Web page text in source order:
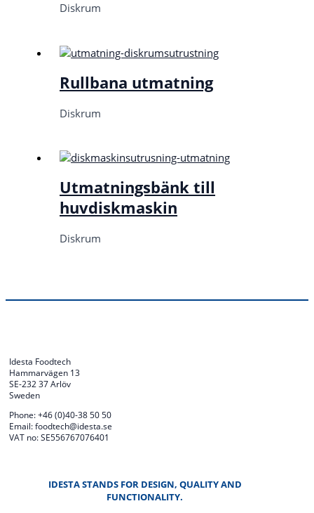
Diskrum
Rullbana utmatning
Diskrum
Utmatningsbänk till
huvdiskmaskin
Diskrum
Idesta Foodtech
Hammarvägen 13
SE-232 37 Arlöv
Sweden
Phone: +46 (0)40-38 50 50
Email: foodtech@idesta.se
VAT no: SE556767076401
IDESTA STANDS FOR DESIGN, QUALITY AND
FUNCTIONALITY.